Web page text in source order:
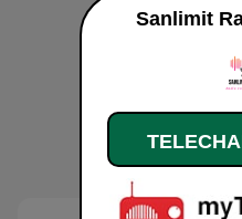
Sanlimit